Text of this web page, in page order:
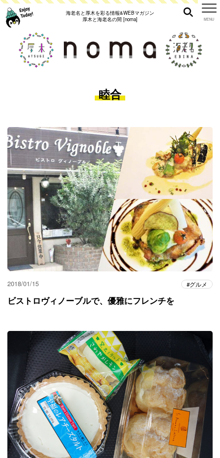
海老名と厚木を彩る情報&WEBマガジン
厚木と海老名の間 [noma]
睦合
2018/01/15 グルメ
ビストロヴィノーブルで、優雅にフレンチを